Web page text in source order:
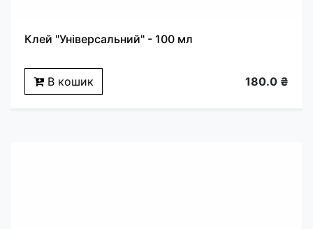
Клей "Універсальний" - 100 мл
В кошик 180.0 ₴